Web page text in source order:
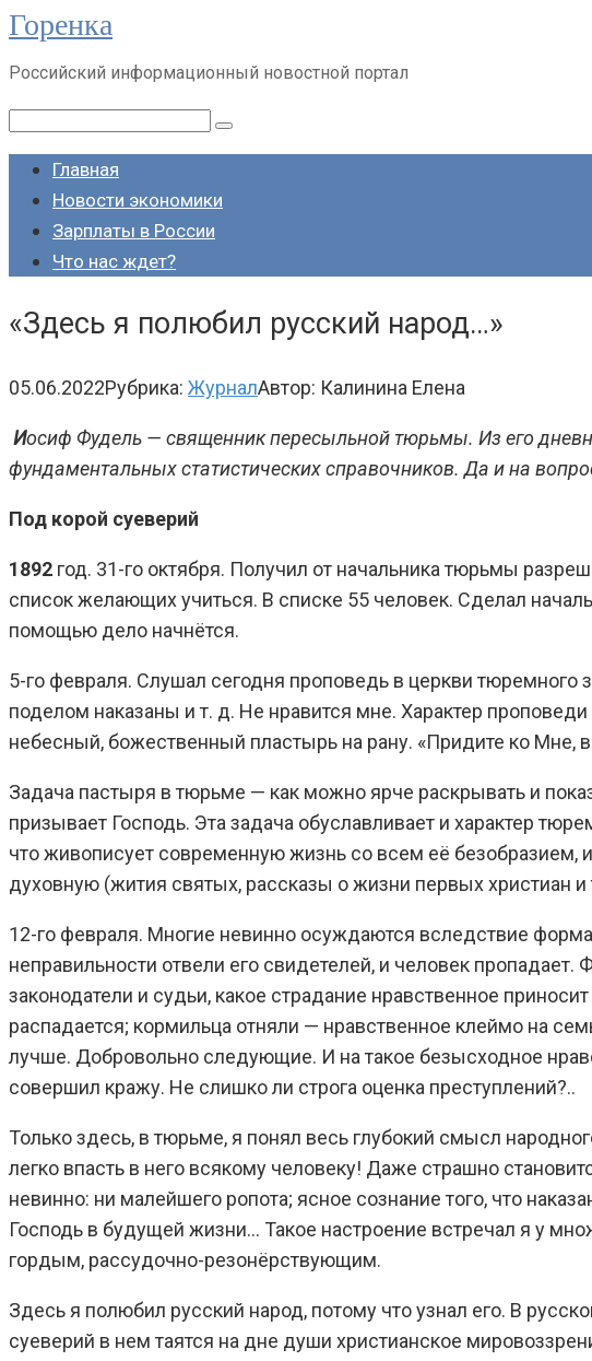
Перейти
контенту
Горенка
Российский информационный новостной портал
Поиск:
Главная
Новости экономики
Зарплаты в России
Что нас ждет?
«Здесь я полюбил русский народ…»
05.06.2022Рубрика: ЖурналАвтор: Калинина Елена
Иосиф Фудель — священник пересыльной тюрьмы. Из его
фундаментальных статистических справочников. Да и на
Под корой суеверий
1892 год. 31-го октября. Получил от начальника тюрьмы
список желающих учиться. В списке 55 человек. Сделал
помощью дело начнётся.
5-го февраля. Слушал сегодня проповедь в церкви
поделом наказаны и т. д. Не нравится мне. Характер
небесный, божественный пластырь на рану. «Придите ко Мне,
Задача пастыря в тюрьме — как можно ярче раскрывать и
призывает Господь. Эта задача обуславливает и характер
что живописует современную жизнь со всем её
духовную (жития святых, рассказы о жизни первых христиан и
12-го февраля. Многие невинно осуждаются вследствие
неправильности отвели его свидетелей, и человек
законодатели и судьи, какое страдание нравственное
распадается; кормильца отняли — нравственное клеймо на
лучше. Добровольно следующие. И на такое безысходное
совершил кражу. Не слишко ли строга оценка преступлений?..
Только здесь, в тюрьме, я понял весь глубокий смысл
легко впасть в него всякому человеку! Даже страшно
невинно: ни малейшего ропота; ясное сознание того, что
Господь в будущей жизни… Такое настроение встречал я у
гордым, рассудочно-резонёрствующим.
Здесь я полюбил русский народ, потому что узнал его. В
суеверий в нем таятся на дне души христианское